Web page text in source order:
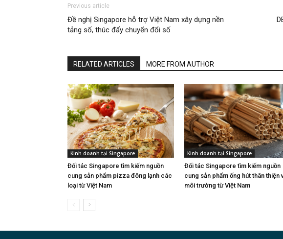
Previous article
Đề nghị Singapore hỗ trợ Việt Nam xây dựng nền
tảng số, thúc đẩy chuyển đổi số
RELATED ARTICLES MORE FROM AUTHOR
Kinh doanh tại Singapore
Đối tác Singapore tìm kiếm nguồn
cung sản phẩm pizza đông lạnh các
loại từ Việt Nam
Kinh doanh tại Singapore
Đối tác Singapore tìm kiếm nguồn
cung sản phẩm ống hút thân thiện
môi trường từ Việt Nam